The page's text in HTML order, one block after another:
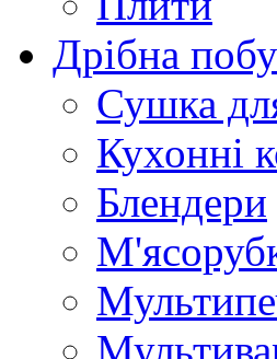
Дрібна
Сушка
Кухонні
Блендери